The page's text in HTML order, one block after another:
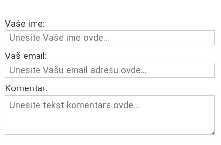
Vaše ime:
Vaš email:
Komentar: